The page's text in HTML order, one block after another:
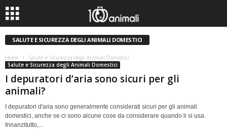
SALUTE E SICUREZZA DEGLI ANIMALI DOMESTICI
Home
Salute e Sicurezza degli Animali Domestici
Salute e Sicurezza degli Animali Domestici
I depuratori d’aria sono sicuri per gli
animali?
I depuratori d'aria sono generalmente considerati sicuri per gli animali
domestici, anche se ci sono alcune cose da considerare quando li si usa.
Innanzitutto,...